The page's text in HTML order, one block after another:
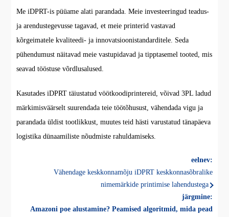
Me iDPRT-is püüame alati parandada. Meie investeeringud teadus-
ja arendustegevusse tagavad, et meie printerid vastavad
kõrgeimatele kvaliteedi- ja innovatsioonistandarditele. Seda
pühendumust näitavad meie vastupidavad ja tipptasemel tooted, mis
seavad tööstuse võrdlusalused.
Kasutades iDPRT täiustatud vöötkoodiprintereid, võivad 3PL ladud
märkimisväärselt suurendada teie töötõhusust, vähendada vigu ja
parandada üldist tootlikkust, muutes teid hästi varustatud tänapäeva
logistika dünaamiliste nõudmiste rahuldamiseks.
eelnev:
Vähendage keskkonnamõju iDPRT keskkonnasõbralike
nimemärkide printimise lahendustega
järgmine:
Amazoni poe alustamine? Peamised algoritmid, mida pead